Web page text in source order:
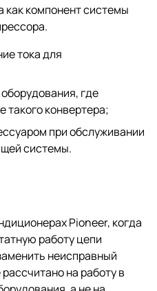
как компонент системы
тока для
где
такого конвертера;
при обслуживании
системы.
Pioneer, когда
работу цепи
неисправный
на работу в